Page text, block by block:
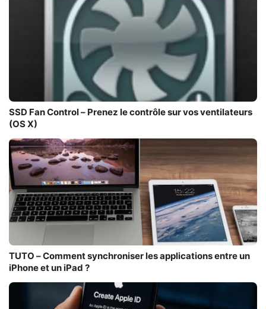
SSD Fan Control – Prenez le contrôle sur vos ventilateurs
(OS X)
TUTO – Comment synchroniser les applications entre un
iPhone et un iPad ?